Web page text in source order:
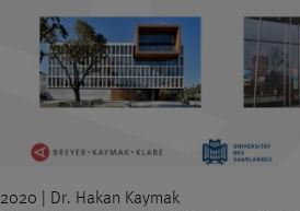
2020 | Dr. Hakan Kaymak